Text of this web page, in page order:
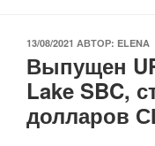
ОПУБЛИКОВАНО
13/08/2021 АВТОР: ELENA
Выпущен
Lake SBC,
долларов